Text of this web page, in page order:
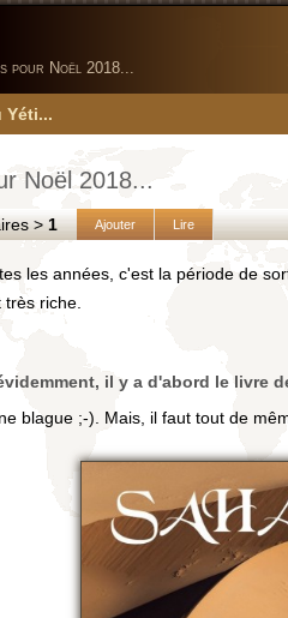
pour Noël 2018...
Yéti...
Noël 2018...
>1 Ajouter Lire
les années, c'est la période de
riche.
il y a d'abord le livre
blague ;-). Mais, il faut tout de